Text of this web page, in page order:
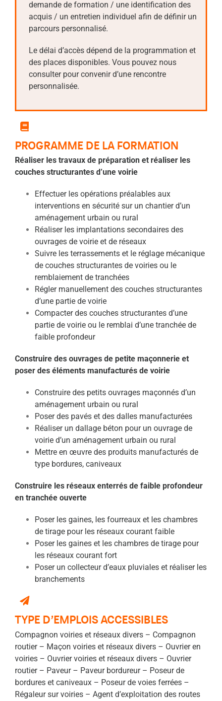
demande de formation / une identification des
acquis / un entretien individuel afin de définir un
parcours personnalisé.
Le délai d’accès dépend de la programmation et
des places disponibles. Vous pouvez nous
consulter pour convenir d’une rencontre
personnalisée.
PROGRAMME DE LA FORMATION
Réaliser les travaux de préparation et réaliser les
couches structurantes d’une voirie
Effectuer les opérations préalables aux
interventions en sécurité sur un chantier d’un
aménagement urbain ou rural
Réaliser les implantations secondaires des
ouvrages de voirie et de réseaux
Suivre les terrassements et le réglage mécanique
de couches structurantes de voiries ou le
remblaiement de tranchées
Régler manuellement des couches structurantes
d’une partie de voirie
Compacter des couches structurantes d’une
partie de voirie ou le remblai d’une tranchée de
faible profondeur
Construire des ouvrages de petite maçonnerie et
poser des éléments manufacturés de voirie
Construire des petits ouvrages maçonnés d’un
aménagement urbain ou rural
Poser des pavés et des dalles manufacturées
Réaliser un dallage béton pour un ouvrage de
voirie d’un aménagement urbain ou rural
Mettre en œuvre des produits manufacturés de
type bordures, caniveaux
Construire les réseaux enterrés de faible profondeur
en tranchée ouverte
Poser les gaines, les fourreaux et les chambres
de tirage pour les réseaux courant faible
Poser les gaines et les chambres de tirage pour
les réseaux courant fort
Poser un collecteur d’eaux pluviales et réaliser les
branchements
TYPE D’EMPLOIS ACCESSIBLES
Compagnon voiries et réseaux divers – Compagnon
routier – Maçon voiries et réseaux divers – Ouvrier en
voiries – Ouvrier voiries et réseaux divers – Ouvrier
routier – Paveur – Paveur bordureur – Poseur de
bordures et caniveaux – Poseur de voies ferrées –
Régaleur sur voiries – Agent d’exploitation des routes